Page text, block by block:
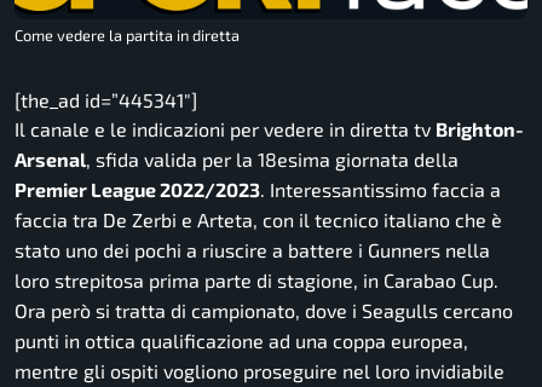
Come vedere la partita in diretta
[the_ad id=”445341″]
Il canale e le indicazioni per vedere in diretta tv Brighton-
Arsenal , sfida valida per la 18esima giornata della
Premier League 2022/2023 . Interessantissimo faccia a
faccia tra De Zerbi e Arteta, con il tecnico italiano che è
stato uno dei pochi a riuscire a battere i Gunners nella
loro strepitosa prima parte di stagione, in Carabao Cup.
Ora però si tratta di campionato, dove i Seagulls cercano
punti in ottica qualificazione ad una coppa europea,
mentre gli ospiti vogliono proseguire nel loro invidiabile